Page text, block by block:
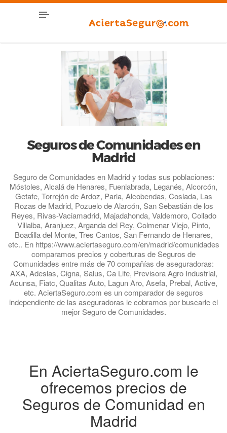
Seguros de Comunidades en
Madrid
Seguro de Comunidades en Madrid y todas sus poblaciones:
Móstoles, Alcalá de Henares, Fuenlabrada, Leganés, Alcorcón,
Getafe, Torrejón de Ardoz, Parla, Alcobendas, Coslada, Las
Rozas de Madrid, Pozuelo de Alarcón, San Sebastián de los
Reyes, Rivas-Vaciamadrid, Majadahonda, Valdemoro, Collado
Villalba, Aranjuez, Arganda del Rey, Colmenar Viejo, Pinto,
Boadilla del Monte, Tres Cantos, San Fernando de Henares,
etc.. En https://www.aciertaseguro.com/en/madrid/comunidades
comparamos precios y coberturas de Seguros de
Comunidades entre más de 70 compañías de aseguradoras:
AXA, Adeslas, Cigna, Salus, Ca Life, Previsora Agro Industrial,
Acunsa, Fiatc, Qualitas Auto, Lagun Aro, Asefa, Prebal, Active,
etc. AciertaSeguro.com es un comparador de seguros
independiente de las aseguradoras le cobramos por buscarle el
mejor Seguro de Comunidades.
En AciertaSeguro.com le
ofrecemos precios de
Seguros de Comunidad en
Madrid